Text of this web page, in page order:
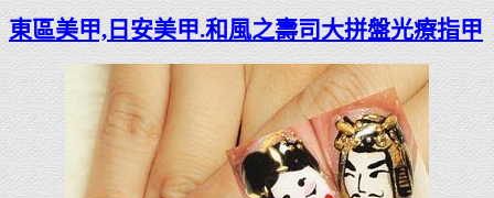
東區美甲,日安美甲.和風之壽司大拼盤光療指甲